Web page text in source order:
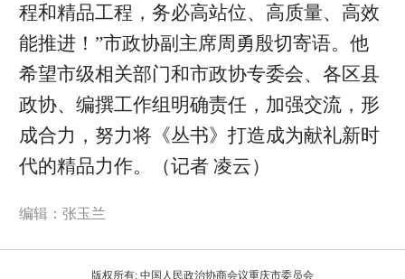
程和精品工程，务必高站位、高质量、高效
能推进！”市政协副主席周勇殷切寄语。他
希望市级相关部门和市政协专委会、各区县
政协、编撰工作组明确责任，加强交流，形
成合力，努力将《丛书》打造成为献礼新时
代的精品力作。（记者 凌云）
编辑：张玉兰
版权所有: 中国人民政治协商会议重庆市委员会